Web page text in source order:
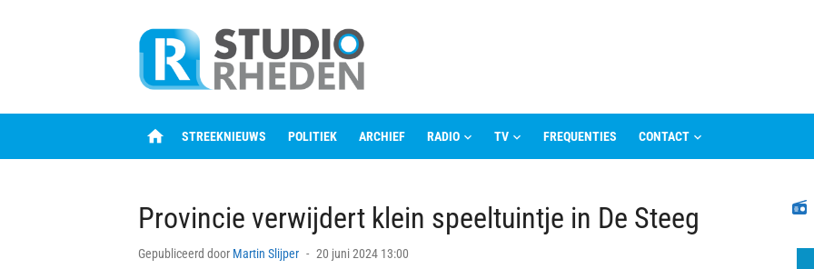
home STREEKNIEUWS POLITIEK ARCHIEF RADIO TV FREQUENTIES CONTACT
Provincie verwijdert klein speeltuintje in De Steeg
Gepubliceerd door Martin Slijper
Posted
20 juni 2024 13:00